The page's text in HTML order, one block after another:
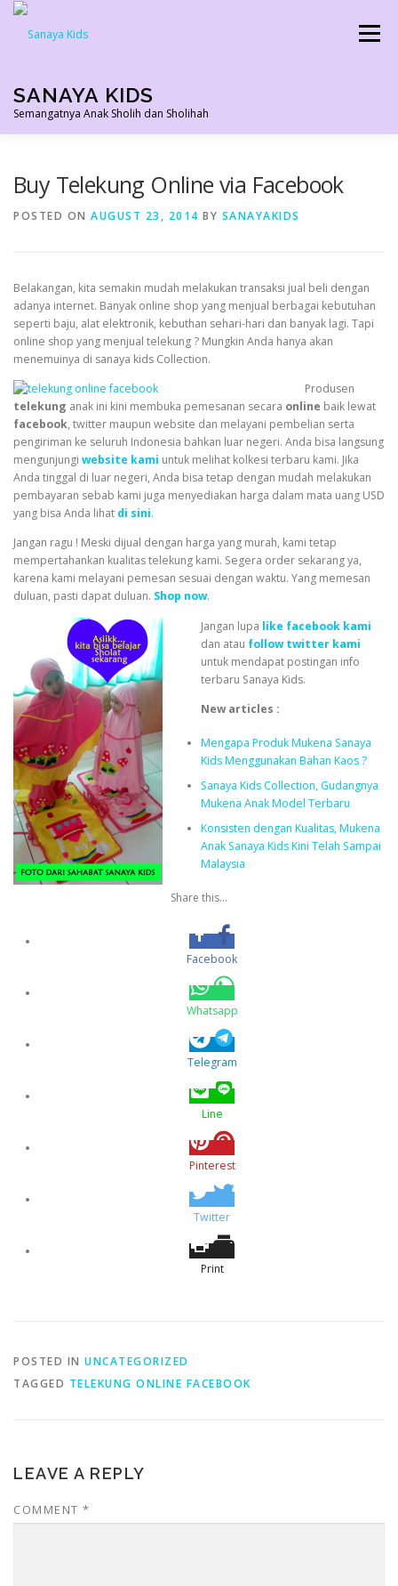
Skip
content
SANAYA KIDS
Semangatnya Anak Sholih dan Sholihah
Menu
PELUANG USAHA TESTIMONI 2022
Buy Telekung Online via Facebook
POSTED ON AUGUST 23, 2014 BY SANAYAKIDS
Belakangan, kita semakin mudah melakukan transaksi jual beli dengan
adanya internet. Banyak online shop yang menjual berbagai kebutuhan
seperti baju, alat elektronik, kebuthan sehari-hari dan banyak lagi. Tapi
online shop yang menjual telekung ? Mungkin Anda hanya akan
menemuinya di sanaya kids Collection.
Produsen
telekung anak ini kini membuka pemesanan secara online baik lewat
facebook, twitter maupun website dan melayani pembelian serta
pengiriman ke seluruh Indonesia bahkan luar negeri. Anda bisa langsung
mengunjungi website kami untuk melihat kolkesi terbaru kami. Jika
Anda tinggal di luar negeri, Anda bisa tetap dengan mudah melakukan
pembayaran sebab kami juga menyediakan harga dalam mata uang USD
yang bisa Anda lihat di sini.
Jangan ragu ! Meski dijual dengan harga yang murah, kami tetap
mempertahankan kualitas telekung kami. Segera order sekarang ya,
karena kami melayani pemesan sesuai dengan waktu. Yang memesan
duluan, pasti dapat duluan. Shop now.
Jangan lupa like facebook kami
dan atau follow twitter kami
untuk mendapat postingan info
terbaru Sanaya Kids.
New articles :
Mengapa Produk Mukena Sanaya
Kids Menggunakan Bahan Kaos ?
Sanaya Kids Collection, Gudangnya
Mukena Anak Model Terbaru
Konsisten dengan Kualitas, Mukena
Anak Sanaya Kids Kini Telah Sampai
Malaysia
Share this...
Facebook
Whatsapp
Telegram
Line
Pinterest
Twitter
Print
POSTED IN UNCATEGORIZED
TAGGED TELEKUNG ONLINE FACEBOOK
LEAVE A REPLY
COMMENT *